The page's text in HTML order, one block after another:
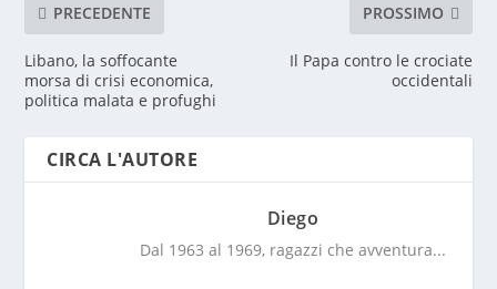
PRECEDENTE
Libano, la soffocante
morsa di crisi economica,
politica malata e profughi
PROSSIMO
Il Papa contro le crociate
occidentali
CIRCA L'AUTORE
Diego
Dal 1963 al 1969, ragazzi che avventura...